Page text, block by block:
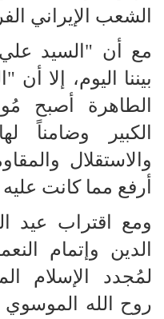
الشعب الإيراني
مع أن "السيد علي
بيننا اليوم، إلا
الطاهرة أصبح
الكبير وضامناً
والاستقلال
أرفع مما كانت
ومع اقتراب عيد
الدين وإتمام
لمُجدد الإسلام
روح الله